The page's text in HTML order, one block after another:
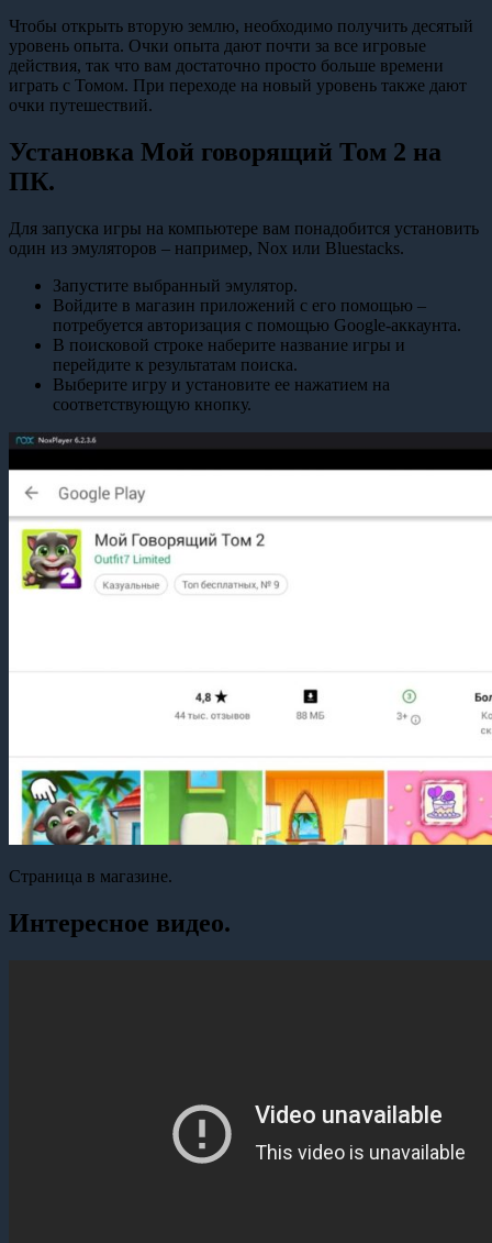
Чтобы открыть вторую землю, необходимо получить десятый
уровень опыта. Очки опыта дают почти за все игровые
действия, так что вам достаточно просто больше времени
играть с Томом. При переходе на новый уровень также дают
очки путешествий.
Установка Мой говорящий Том 2 на
ПК.
Для запуска игры на компьютере вам понадобится установить
один из эмуляторов – например, Nox или Bluestacks.
Запустите выбранный эмулятор.
Войдите в магазин приложений с его помощью –
потребуется авторизация с помощью Google-аккаунта.
В поисковой строке наберите название игры и
перейдите к результатам поиска.
Выберите игру и установите ее нажатием на
соответствующую кнопку.
Страница в магазине.
Интересное видео.